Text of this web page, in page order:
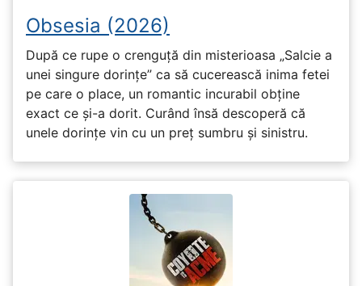
Obsesia (2026)
După ce rupe o crenguță din misterioasa „Salcie a
unei singure dorințe” ca să cucerească inima fetei
pe care o place, un romantic incurabil obține
exact ce și-a dorit. Curând însă descoperă că
unele dorințe vin cu un preț sumbru și sinistru.